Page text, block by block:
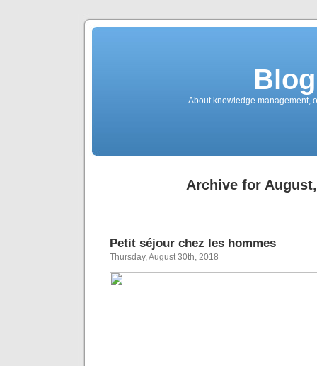
About knowledge management,
Archive for
Petit séjour chez les hommes
Thursday, August 30th, 2018